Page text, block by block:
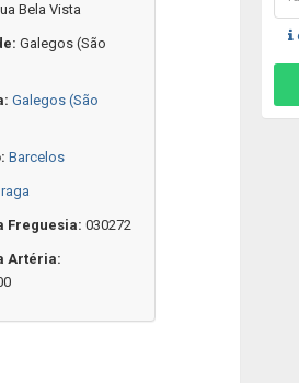
Bela Vista
Galegos (São
Galegos (São
Barcelos
Freguesia: 030272
Artéria: